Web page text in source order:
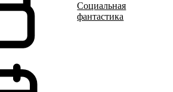
Социальная
фантастика